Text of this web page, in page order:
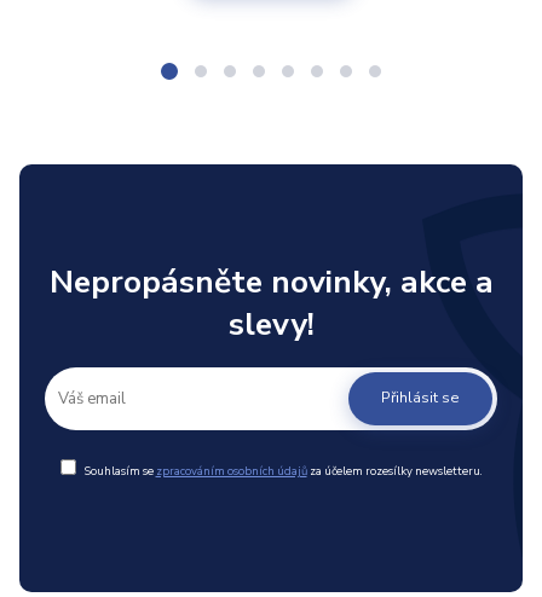
Nepropásněte novinky, akce a
slevy!
Přihlásit se
Souhlasím se zpracováním osobních údajůza účelem rozesílky newsletteru.